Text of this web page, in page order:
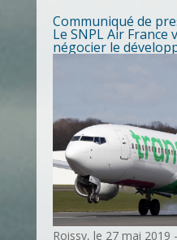
Communiqué de
Le SNPL Air
négocier le
Roissy, le 27 mai 2019